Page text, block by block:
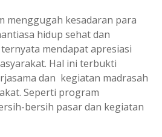
menggugah kesadaran para
hidup sehat dan
mendapat apresiasi
Hal ini terbukti
dan kegiatan madrasah
Seperti program
bersih pasar dan kegiatan